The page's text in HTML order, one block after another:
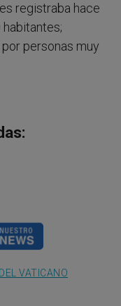
registraba hace
personas muy
VATICANO